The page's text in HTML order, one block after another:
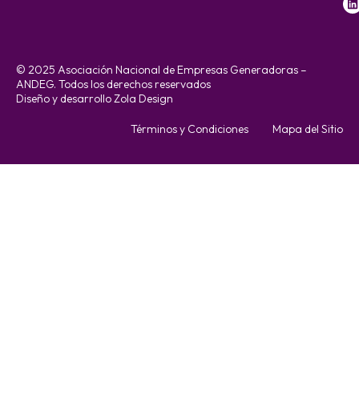
© 2025 Asociación Nacional de Empresas Generadoras –
ANDEG. Todos los derechos reservados
Diseño y desarrollo Zola Design
Términos y Condiciones Mapa del Sitio